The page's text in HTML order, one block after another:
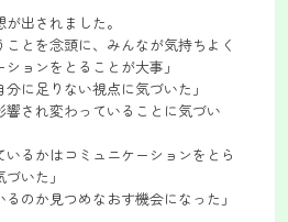
出されました。
ことを念頭に、みんなが気持ちよく
ョンをとることが大事」
分に足りない視点に気づいた」
響され変わっていることに気づい
いるかはコミュニケーションをとら
いた」
るのか見つめなおす機会になった」